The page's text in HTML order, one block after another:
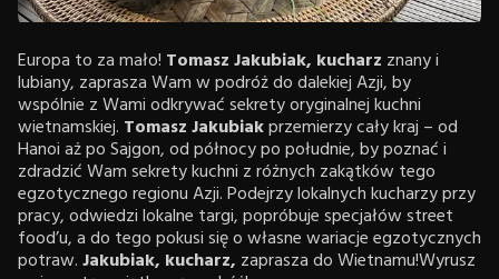
Europa to za mało! Tomasz Jakubiak, kucharz znany i
lubiany, zaprasza Wam w podróż do dalekiej Azji, by
wspólnie z Wami odkrywać sekrety oryginalnej kuchni
wietnamskiej. Tomasz Jakubiakprzemierzy cały kraj – od
Hanoi aż po Sajgon, od północy po południe, by poznać i
zdradzić Wam sekrety kuchni z różnych zakątków tego
egzotycznego regionu Azji. Podejrzy lokalnych kucharzy przy
pracy, odwiedzi lokalne targi, popróbuje specjałów street
food’u, a do tego pokusi się o własne wariacje egzotycznych
potraw.Jakubiak, kucharz, zaprasza do Wietnamu!Wyrusz